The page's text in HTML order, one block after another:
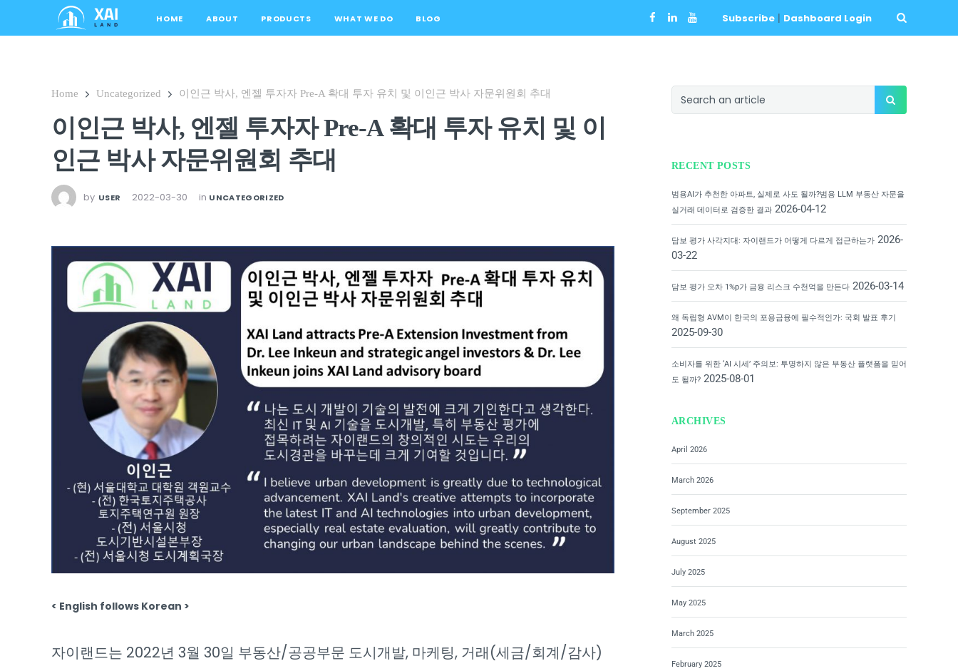
HOME ABOUT PRODUCTS WHAT WE DO BLOG Subscribe | Dashboard Login
Home Uncategorized 이인근 박사, 엔젤 투자자 Pre-A 확대 투자 유치 및 이인근 박사 자문위원회 추대
이인근 박사, 엔젤 투자자 Pre-A 확대 투자 유치 및 이
인근 박사 자문위원회 추대
by USER 2022-03-30 in UNCATEGORIZED
< English follows Korean >
자이랜드는 2022년 3월 30일 부동산/공공부문 도시개발, 마케팅, 거래(세금/회계/감사)
RECENT POSTS
범용AI가 추천한 아파트, 실제로 사도 될까?범용 LLM 부동산 자문을
실거래 데이터로 검증한 결과 2026-04-12
담보 평가 사각지대: 자이랜드가 어떻게 다르게 접근하는가 2026-
03-22
담보 평가 오차 1%p가 금융 리스크 수천억을 만든다 2026-03-14
왜 독립형 AVM이 한국의 포용금융에 필수적인가: 국회 발표 후기
2025-09-30
소비자를 위한 ‘AI 시세’ 주의보: 투명하지 않은 부동산 플랫폼을 믿어
도 될까? 2025-08-01
ARCHIVES
April 2026
March 2026
September 2025
August 2025
July 2025
May 2025
March 2025
February 2025